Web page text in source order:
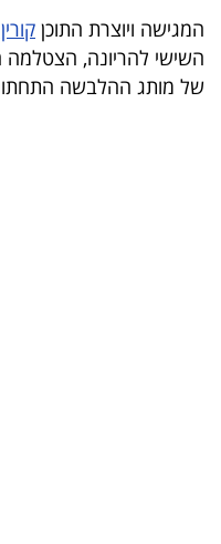
עסקי
ספורט
המגישה ויוצרת התוכן
של מותג ההלבשה